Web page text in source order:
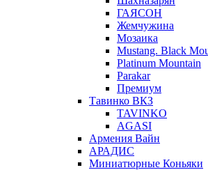
ГАЯСОН
Жемчужина
Мозаика
Mustang. Black
Platinum Mountain
Parakar
Премиум
Тавинко ВКЗ
TAVINKO
AGASI
Армения Вайн
АРАДИС
Миниатюрные Коньяки